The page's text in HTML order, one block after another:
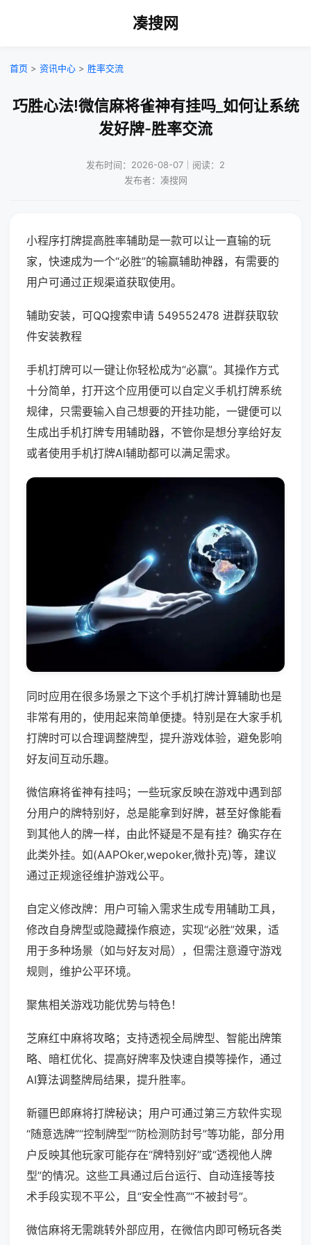
凑搜网
首页 > 资讯中心 > 胜率交流
巧胜心法!微信麻将雀神有挂吗_如何让系统
发好牌-胜率交流
发布时间：2026-08-07｜阅读：2
发布者：凑搜网
小程序打牌提高胜率辅助是一款可以让一直输的玩
家，快速成为一个“必胜”的输赢辅助神器，有需要的
用户可通过正规渠道获取使用。
辅助安装，可QQ搜索申请 549552478 进群获取软
件安装教程
手机打牌可以一键让你轻松成为“必赢”。其操作方式
十分简单，打开这个应用便可以自定义手机打牌系统
规律，只需要输入自己想要的开挂功能，一键便可以
生成出手机打牌专用辅助器，不管你是想分享给好友
或者使用手机打牌AI辅助都可以满足需求。
同时应用在很多场景之下这个手机打牌计算辅助也是
非常有用的，使用起来简单便捷。特别是在大家手机
打牌时可以合理调整牌型，提升游戏体验，避免影响
好友间互动乐趣。
微信麻将雀神有挂吗；一些玩家反映在游戏中遇到部
分用户的牌特别好，总是能拿到好牌，甚至好像能看
到其他人的牌一样，由此怀疑是不是有挂？确实存在
此类外挂。如(AAPOker,wepoker,微扑克)等，建议
通过正规途径维护游戏公平。
自定义修改牌：用户可输入需求生成专用辅助工具，
修改自身牌型或隐藏操作痕迹，实现“必胜”效果，适
用于多种场景（如与好友对局），但需注意遵守游戏
规则，维护公平环境。
聚焦相关游戏功能优势与特色！
芝麻红中麻将攻略；支持透视全局牌型、智能出牌策
略、暗杠优化、提高好牌率及快速自摸等操作，通过
AI算法调整牌局结果，提升胜率。
新疆巴郎麻将打牌秘诀；用户可通过第三方软件实现
“随意选牌”“控制牌型”“防检测防封号”等功能，部分用
户反映其他玩家可能存在“牌特别好”或“透视他人牌
型”的情况。这些工具通过后台运行、自动连接等技
术手段实现不平公，且“安全性高”“不被封号”。
微信麻将无需跳转外部应用，在微信内即可畅玩各类